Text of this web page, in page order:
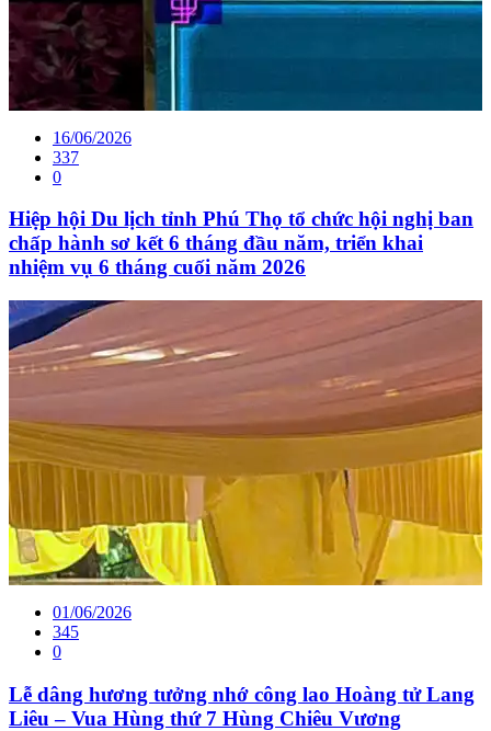
16/06/2026
337
0
Hiệp hội Du lịch tỉnh Phú Thọ tổ chức hội nghị ban
chấp hành sơ kết 6 tháng đầu năm, triển khai
nhiệm vụ 6 tháng cuối năm 2026
01/06/2026
345
0
Lễ dâng hương tưởng nhớ công lao Hoàng tử Lang
Liêu – Vua Hùng thứ 7 Hùng Chiêu Vương